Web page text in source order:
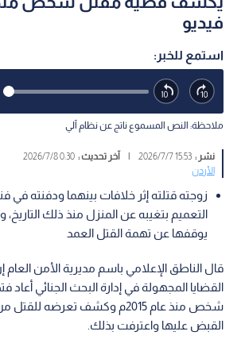
فيديو
استمع للخبر:
ملاحظة: النص المسموع ناتج عن نظام آلي
نشر :15:53 2026/7/7 آخر تحديث :0:30 2026/7/8
الأردن
زوجته قتلته إثر خلافات بينهما ودفنته في
التعميم بتغيبه عن المنزل منذ ذلك التاريخ،
يوقفها عن تهمة القتل العمد
قال الناطق الإعلامي باسم مديرية الأمن
القضايا المجهولة في إدارة البحث الجنائي
شخص منذ عام 2015م وكشف تعرضه
القبض عليها واعترفت بذلك.